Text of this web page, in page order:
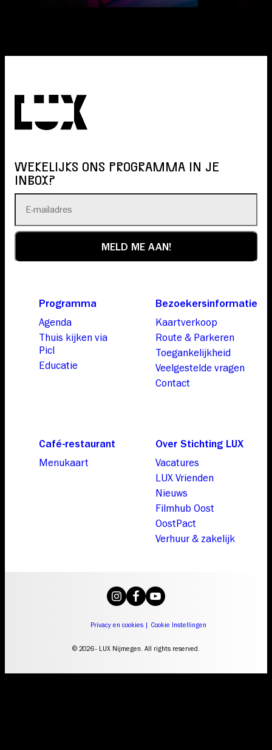
WEKELIJKS ONS PROGRAMMA IN JE
INBOX?
Programma
Agenda
Thuis kijken via
Picl
Educatie
Bezoekersinformatie
Kaartverkoop
Route & Parkeren
Toegankelijkheid
Veelgestelde vragen
Contact
Café-restaurant
Menukaart
Over Stichting LUX
Vacatures
LUX Vrienden
Nieuws
Filmhub Oost
OostPact
Verhuur & zakelijk
Privacy en cookies | Cookie Instellingen
© 2026 - LUX Nijmegen. All rights reserved.